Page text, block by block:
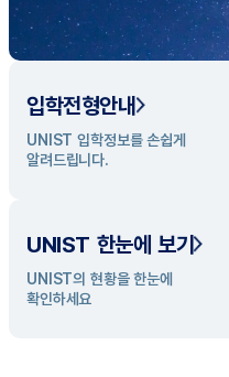
전공탐색 가이드 바로가기
UNIST 학과 소개
UNIST의 개성있는 학과들을
탐색해 보세요
입학전형안내
UNIST 입학정보를 손쉽게
알려드립니다.
UNIST 한눈에 보기
UNIST의 현황을 한눈에
확인하세요